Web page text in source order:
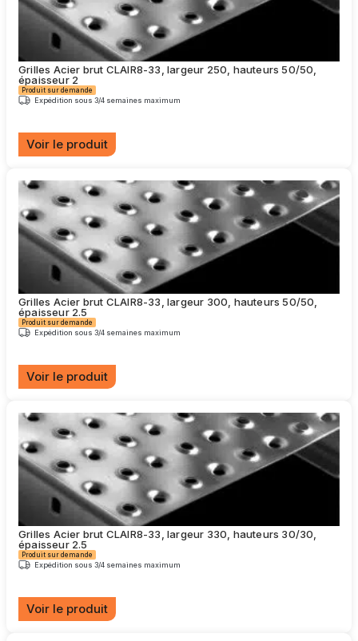
options
peuvent
choisies
sur
la
page
produit
Grilles Acier brut CLAIR8-33, largeur 250, hauteurs 50/50,
épaisseur 2
Produit sur demande
Expédition sous 3/4 semaines maximum
Voir le produit
plusieurs
variations.
Les
options
peuvent
choisies
sur
la
page
produit
Grilles Acier brut CLAIR8-33, largeur 300, hauteurs 50/50,
épaisseur 2.5
Produit sur demande
Expédition sous 3/4 semaines maximum
Voir le produit
plusieurs
variations.
Les
options
peuvent
choisies
sur
la
page
produit
Grilles Acier brut CLAIR8-33, largeur 330, hauteurs 30/30,
épaisseur 2.5
Produit sur demande
Expédition sous 3/4 semaines maximum
Voir le produit